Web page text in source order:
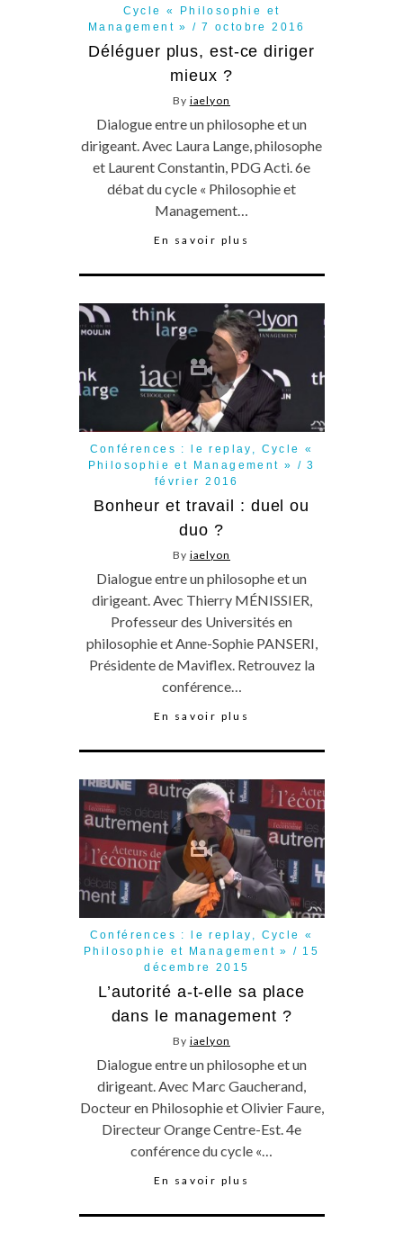
Cycle « Philosophie et
Management »
7 octobre 2016
Déléguer plus, est-ce diriger
mieux ?
By iaelyon
Dialogue entre un philosophe et un
dirigeant. Avec Laura Lange, philosophe
et Laurent Constantin, PDG Acti. 6e
débat du cycle « Philosophie et
Management…
En savoir plus
Conférences : le replay , Cycle «
Philosophie et Management »
3
février 2016
Bonheur et travail : duel ou
duo ?
By iaelyon
Dialogue entre un philosophe et un
dirigeant. Avec Thierry MÉNISSIER,
Professeur des Universités en
philosophie et Anne-Sophie PANSERI,
Présidente de Maviflex. Retrouvez la
conférence…
En savoir plus
Conférences : le replay , Cycle «
Philosophie et Management »
15
décembre 2015
L’autorité a-t-elle sa place
dans le management ?
By iaelyon
Dialogue entre un philosophe et un
dirigeant. Avec Marc Gaucherand,
Docteur en Philosophie et Olivier Faure,
Directeur Orange Centre-Est. 4e
conférence du cycle «…
En savoir plus